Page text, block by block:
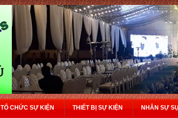
TỔ CHỨC SỰ KIỆN THIẾT BỊ SỰ KIỆN NHÂN SỰ